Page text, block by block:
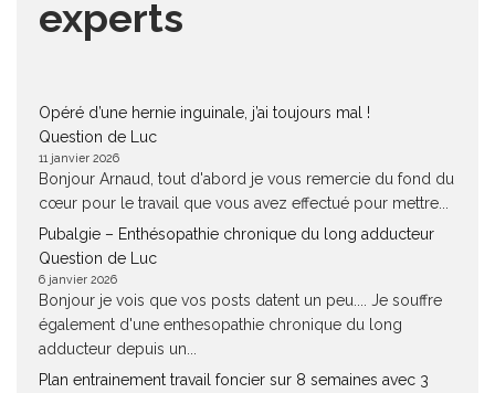
experts
Opéré d’une hernie inguinale, j’ai toujours mal !
Question de Luc
11 janvier 2026
Bonjour Arnaud, tout d'abord je vous remercie du fond du
cœur pour le travail que vous avez effectué pour mettre...
Pubalgie – Enthésopathie chronique du long adducteur
Question de Luc
6 janvier 2026
Bonjour je vois que vos posts datent un peu.... Je souffre
également d'une enthesopathie chronique du long
adducteur depuis un...
Plan entrainement travail foncier sur 8 semaines avec 3